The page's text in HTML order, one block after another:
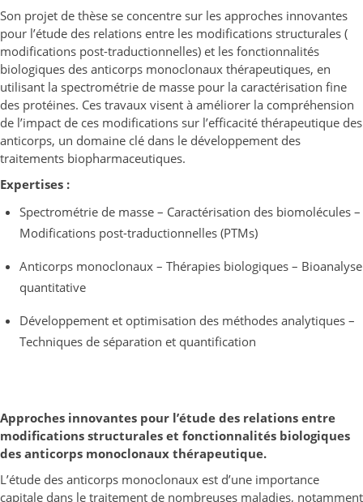
Son projet de thèse se concentre sur les approches innovantes
pour l’étude des relations entre les modifications structurales (
modifications post-traductionnelles) et les fonctionnalités
biologiques des anticorps monoclonaux thérapeutiques, en
utilisant la spectrométrie de masse pour la caractérisation fine
des protéines. Ces travaux visent à améliorer la compréhension
de l’impact de ces modifications sur l’efficacité thérapeutique des
anticorps, un domaine clé dans le développement des
traitements biopharmaceutiques.
Expertises :
Spectrométrie de masse – Caractérisation des biomolécules –
Modifications post-traductionnelles (PTMs)
Anticorps monoclonaux – Thérapies biologiques – Bioanalyse
quantitative
Développement et optimisation des méthodes analytiques –
Techniques de séparation et quantification
Approches innovantes pour l’étude des relations entre
modifications structurales et fonctionnalités biologiques
des anticorps monoclonaux thérapeutique.
L’étude des anticorps monoclonaux est d’une importance
capitale dans le traitement de nombreuses maladies, notamment